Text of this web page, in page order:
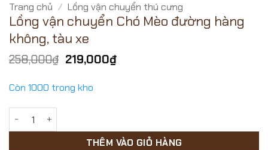
Trang chủ / Lồng vận chuyển thú cưng
Lồng vận chuyển Chó Mèo đường hàng
không, tàu xe
258,000₫ Giá
gốc
258,000₫.
219,000₫Giá
Còn 1000 trong kho
THÊM VÀO GIỎ HÀNG